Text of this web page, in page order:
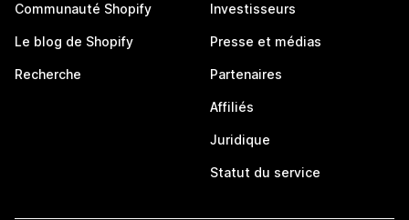
Communauté Shopify
Le blog de Shopify
Recherche
Investisseurs
Presse et médias
Partenaires
Affiliés
Juridique
Statut du service